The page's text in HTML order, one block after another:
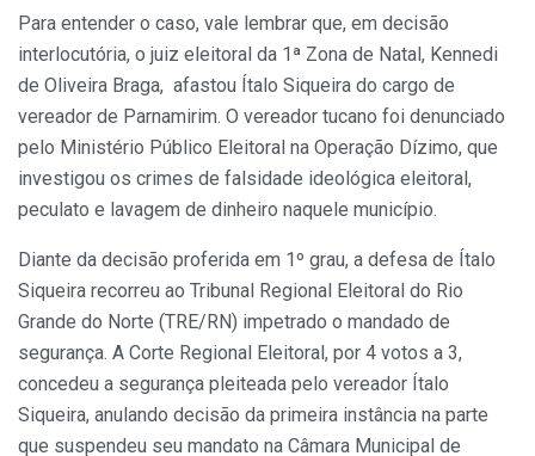
Para entender o caso, vale lembrar que, em decisão
interlocutória, o juiz eleitoral da 1ª Zona de Natal, Kennedi
de Oliveira Braga, afastou Ítalo Siqueira do cargo de
vereador de Parnamirim. O vereador tucano foi denunciado
pelo Ministério Público Eleitoral na Operação Dízimo, que
investigou os crimes de falsidade ideológica eleitoral,
peculato e lavagem de dinheiro naquele município.
Diante da decisão proferida em 1º grau, a defesa de Ítalo
Siqueira recorreu ao Tribunal Regional Eleitoral do Rio
Grande do Norte (TRE/RN) impetrado o mandado de
segurança. A Corte Regional Eleitoral, por 4 votos a 3,
concedeu a segurança pleiteada pelo vereador Ítalo
Siqueira, anulando decisão da primeira instância na parte
que suspendeu seu mandato na Câmara Municipal de